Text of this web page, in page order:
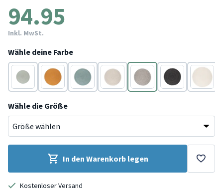
94.95
Inkl. MwSt.
Wähle deine Farbe
Grün Gelb Blau Grau Grau SchwarzWeiß
Wähle die Größe
In den Warenkorb legen
Kostenloser Versand